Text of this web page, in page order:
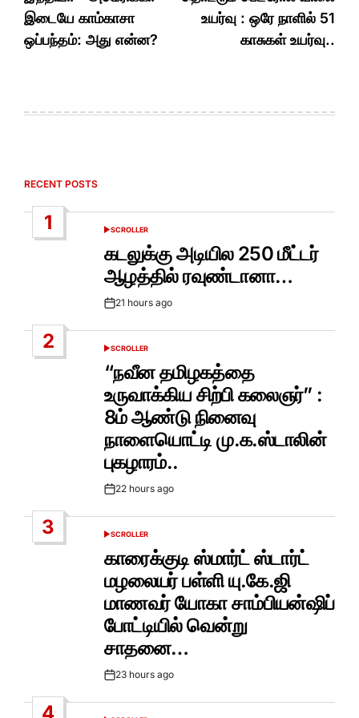
இடையே காம்காசா
ஒப்பந்தம்: அது என்ன?
உயர்வு : ஒரே நாளில் 51
காசுகள் உயர்வு..
RECENT POSTS
1
POSTED
SCROLLER
கடலுக்கு அடியில 250 மீட்டர்
ஆழத்தில் ரவுண்டானா…
Post21 hours ago
2
POSTED
IN
SCROLLER
“நவீன தமிழகத்தை
உருவாக்கிய சிற்பி கலைஞர்” :
8ம் ஆண்டு நினைவு
நாளையொட்டி மு.க.ஸ்டாலின்
புகழாரம்..
Post22 hours ago
3
POSTED
SCROLLER
காரைக்குடி ஸ்மார்ட் ஸ்டார்ட்
மழலையர் பள்ளி யு.கே.ஜி
மாணவர் யோகா சாம்பியன்ஷிப்
போட்டியில் வென்று
சாதனை…
Post23 hours ago
4